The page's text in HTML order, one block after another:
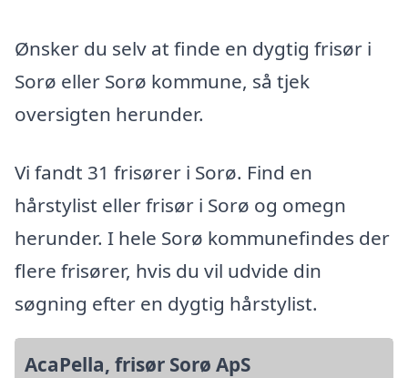
Ønsker du selv at finde en dygtig frisør i
Sorø eller Sorø kommune, så tjek
oversigten herunder.
Vi fandt 31 frisører i Sorø. Find en
hårstylist eller frisør i Sorø og omegn
herunder. I hele Sorø kommunefindes der
flere frisører, hvis du vil udvide din
søgning efter en dygtig hårstylist.
AcaPella, frisør Sorø ApS